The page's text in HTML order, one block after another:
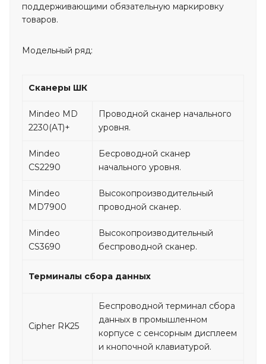
поддерживающими обязательную маркировку
товаров.
Модельный ряд:
Сканеры ШК
Mindeo MD
2230(AT)+
Проводной сканер начального
уровня.
Mindeo
CS2290
Бесроводной сканер
начального уровня.
Mindeo
MD7900
Высокопроизводительный
проводной сканер.
Mindeo
CS3690
Высокопроизводительный
беспроводной сканер.
Терминалы сбора данных
Cipher RK25
Беспроводной терминал сбора
данных в промышленном
корпусе с сенсорным дисплеем
и кнопочной клавиатурой.